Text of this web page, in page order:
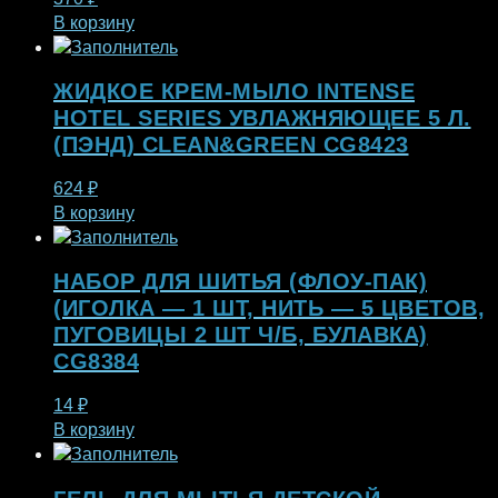
В корзину
ЖИДКОЕ КРЕМ-МЫЛО INTENSE
HOTEL SERIES УВЛАЖНЯЮЩЕЕ 5 Л.
(ПЭНД) CLEAN&GREEN CG8423
624 ₽
В корзину
НАБОР ДЛЯ ШИТЬЯ (ФЛОУ-ПАК)
(ИГОЛКА — 1 ШТ, НИТЬ — 5 ЦВЕТОВ,
ПУГОВИЦЫ 2 ШТ Ч/Б, БУЛАВКА)
CG8384
14 ₽
В корзину